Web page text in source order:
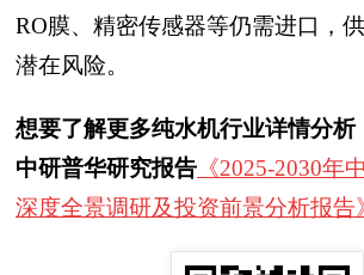
RO膜、精密传感器等仍需进口，
潜在风险。
想要了解更多纯水机行业详情分析
中研普华研究报告 《2025-2030年
深度全景调研及投资前景分析报告